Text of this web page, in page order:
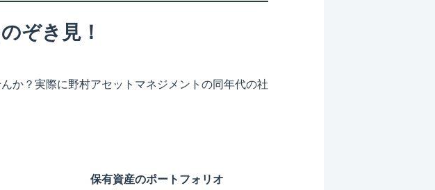
ぞき見！
か？実際に野村アセットマネジメントの同年代の社
保有資産のポートフォリオ